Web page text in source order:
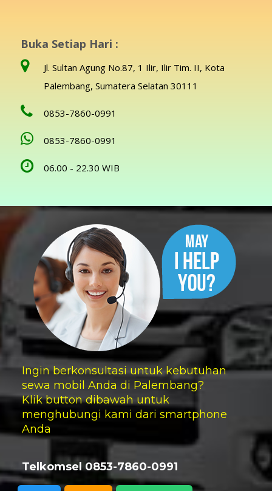
Buka Setiap Hari :
Jl. Sultan Agung No.87, 1 Ilir, Ilir Tim. II, Kota
Palembang, Sumatera Selatan 30111
0853-7860-0991
0853-7860-0991
06.00 - 22.30 WIB
Ingin berkonsultasi untuk kebutuhan
sewa mobil Anda di Palembang?
Klik button dibawah untuk
menghubungi kami dari smartphone
Anda
Telkomsel 0853-7860-0991